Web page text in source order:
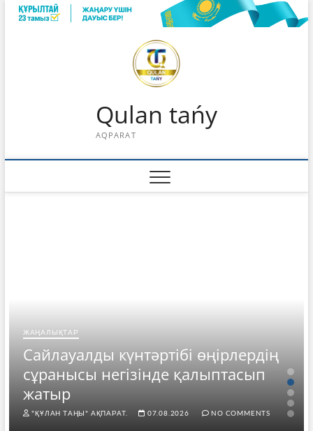
Skip
Qulan tańy
AQPARAT
ЖАҢАЛЫҚТАР
Сайлауалды күнтәртібі өңірлердің
сұранысы негізінде қалыптасып
жатыр
"ҚҰЛАН ТАҢЫ" АҚПАРАТ. 07.08.2026 NO COMMENTS